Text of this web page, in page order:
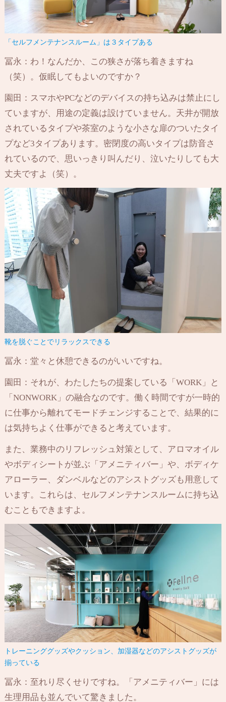
「セルフメンテナンスルーム」は３タイプある
冨永：わ！なんだか、この狭さが落ち着きますね
（笑）。仮眠してもよいのですか？
園田：スマホやPCなどのデバイスの持ち込みは禁止にし
ていますが、用途の定義は設けていません。天井が開放
されているタイプや茶室のような小さな扉のついたタイ
プなど3タイプあります。密閉度の高いタイプは防音さ
れているので、思いっきり叫んだり、泣いたりしても大
丈夫ですよ（笑）。
靴を脱ぐことでリラックスできる
冨永：堂々と休憩できるのがいいですね。
園田：それが、わたしたちの提案している「WORK」と
「NONWORK」の融合なのです。働く時間ですが一時的
に仕事から離れてモードチェンジすることで、結果的に
は気持ちよく仕事ができると考えています。
また、業務中のリフレッシュ対策として、アロマオイル
やボディシートが並ぶ「アメニティバー」や、ボディケ
アローラー、ダンベルなどのアシストグッズも用意して
います。これらは、セルフメンテナンスルームに持ち込
むこともできますよ。
トレーニンググッズやクッション、加湿器などのアシストグッズが
揃っている
冨永：至れり尽くせりですね。「アメニティバー」には
生理用品も並んでいて驚きました。